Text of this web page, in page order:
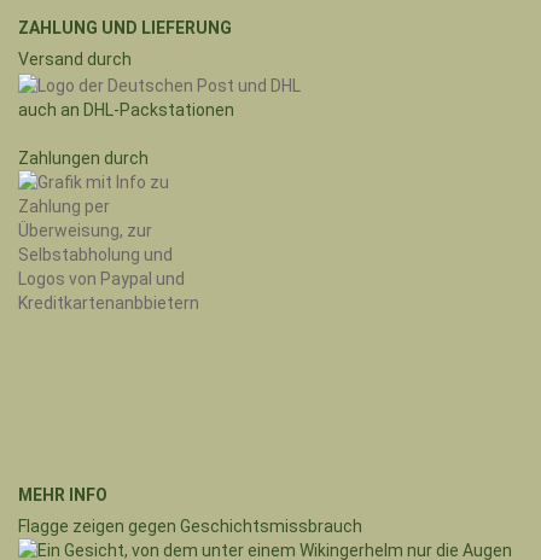
ZAHLUNG UND LIEFERUNG
Versand durch
auch an DHL-Packstationen
Zahlungen durch
MEHR INFO
Flagge zeigen gegen Geschichtsmissbrauch